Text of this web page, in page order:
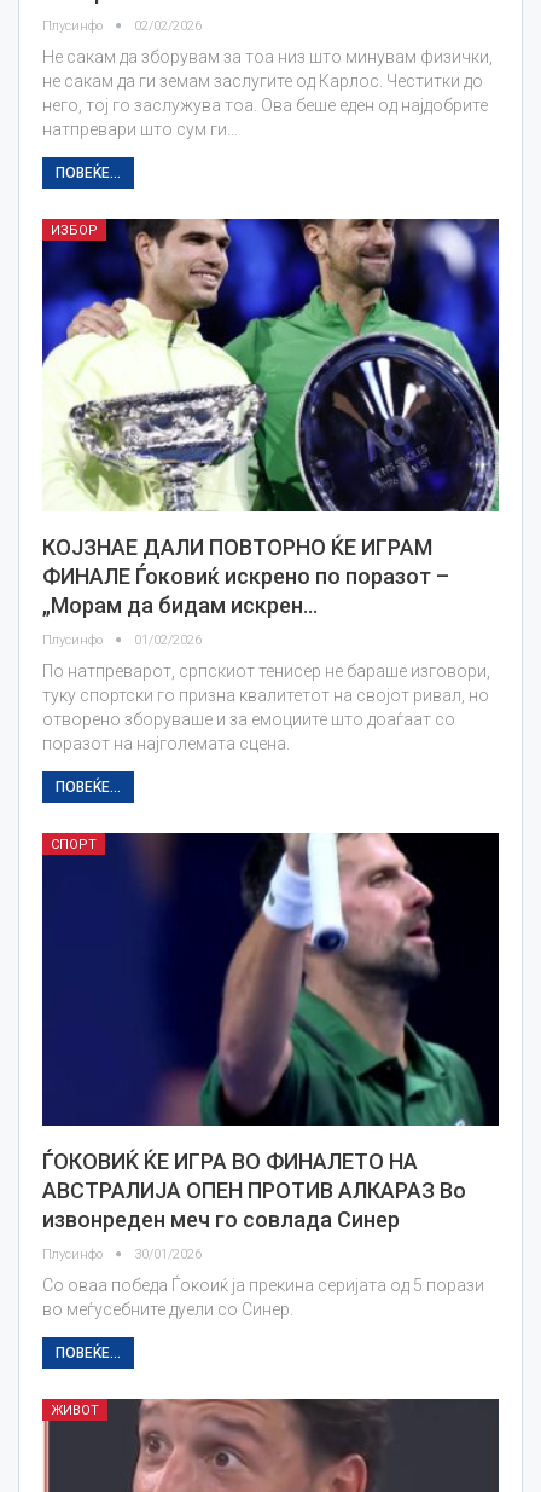
Плусинфо 02/02/2026
Не сакам да зборувам за тоа низ што минувам физички,
не сакам да ги земам заслугите од Карлос. Честитки до
него, тој го заслужува тоа. Ова беше еден од најдобрите
натпревари што сум ги…
ПОВЕЌЕ...
ИЗБОР
КОЈЗНАЕ ДАЛИ ПОВТОРНО ЌЕ ИГРАМ
ФИНАЛЕ Ѓоковиќ искрено по поразот –
„Морам да бидам искрен…
Плусинфо 01/02/2026
По натпреварот, српскиот тенисер не бараше изговори,
туку спортски го призна квалитетот на својот ривал, но
отворено зборуваше и за емоциите што доаѓаат со
поразот на најголемата сцена.
ПОВЕЌЕ...
СПОРТ
ЃОКОВИЌ ЌЕ ИГРА ВО ФИНАЛЕТО НА
АВСТРАЛИЈА ОПЕН ПРОТИВ АЛКАРАЗ Во
извонреден меч го совлада Синер
Плусинфо 30/01/2026
Со оваа победа Ѓокоиќ ја прекина серијата од 5 порази
во меѓусебните дуели со Синер.
ПОВЕЌЕ...
ЖИВОТ